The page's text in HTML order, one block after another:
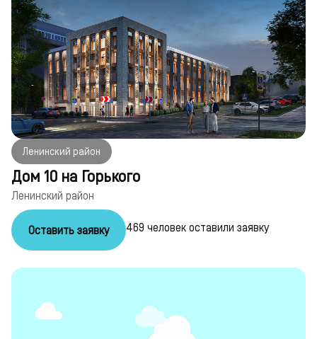
Ленинский район
Дом 10 на Горького
Ленинский район
Оставить заявку 469 человек оставили заявку